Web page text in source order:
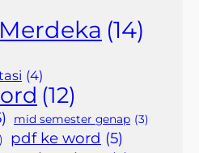
(14)
(4)
(12)
mid semester genap (3)
pdf ke word (5)